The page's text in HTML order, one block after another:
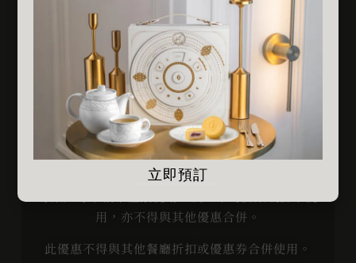
適用餐廳：SEEDS 義式餐廳、HAWKER 南洋餐
廳、WA-RA 日式餐廳、湛露中餐廳。
僅限內用，不適用於特別菜單（依餐廳公告為
準）、服務費、酒精類飲品及一般飲料。
全桌「套餐與單點」85折優惠，每次限8位(含)用
，包廂優惠適用與否將依當時預訂狀況，由餐廳
經理保留最終決定權。
用，亦不得與其他優惠合併。
此優惠不得與其他餐廳折扣或優惠券合併使用。
立即預訂